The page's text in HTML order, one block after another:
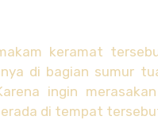
keramat
di bagian sumur
ingin
di tempat